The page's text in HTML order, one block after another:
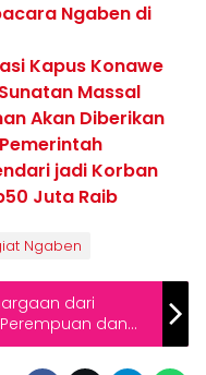
Ngaben di
Kapus Konawe
Massal
Akan Diberikan
jadi Korban
Juta Raib
Ngaben
dari
dan